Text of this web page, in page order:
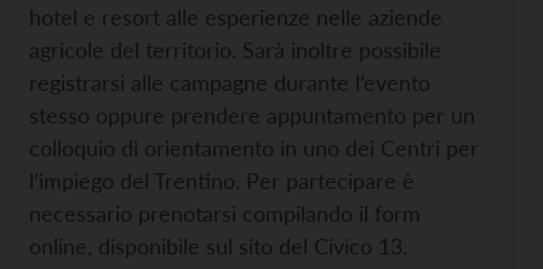
hotel e resort alle esperienze nelle aziende
agricole del territorio. Sarà inoltre possibile
registrarsi alle campagne durante l’evento
stesso oppure prendere appuntamento per un
colloquio di orientamento in uno dei Centri per
l’impiego del Trentino. Per partecipare è
necessario prenotarsi compilando il form
online, disponibile sul sito del Civico 13.